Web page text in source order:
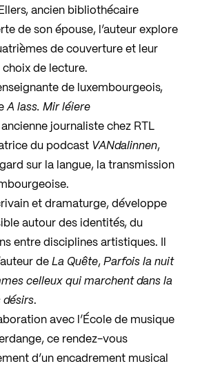
ancien bibliothécaire
de son épouse, l’auteur explore
de couverture et leur
choix de lecture.
de luxembourgeois,
A lass. Mir léiere
ancienne journaliste chez RTL
du podcast VANdalinnen,
sur la langue, la transmission
et dramaturge, développe
autour des identités, du
entre disciplines artistiques. Il
de La Quête, Parfois la nuit
celleux qui marchent dans la
désirs.
avec l’École de musique
ce rendez-vous
d’un encadrement musical